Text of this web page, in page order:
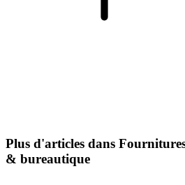
Plus d'articles dans
& bureautique